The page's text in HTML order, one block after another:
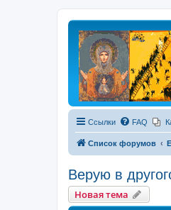
Ссылки FAQ
Список форумов
Верую в
Новая тема